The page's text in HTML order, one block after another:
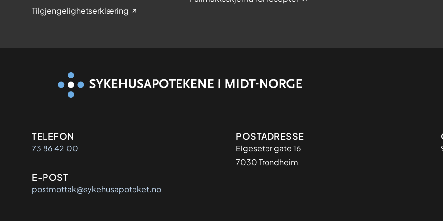
Tilgjengelighetserklæring
Kontaktinformasjon
TELEFON
73 86 42 00
E-POST
postmottak@sykehusapoteket.no
Adresse
POSTADRESSE
Elgeseter gate 16
7030 Trondheim